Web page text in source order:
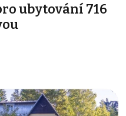
ubytování 716